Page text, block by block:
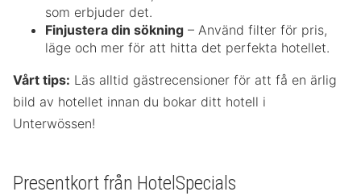
som erbjuder det.
Finjustera din sökning – Använd filter för pris,
läge och mer för att hitta det perfekta hotellet.
Vårt tips: Läs alltid gästrecensioner för att få en ärlig
bild av hotellet innan du bokar ditt hotell i
Unterwössen!
Presentkort från HotelSpecials